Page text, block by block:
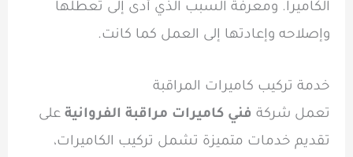
الكاميرا. ومعرفة السبب الذي أدى إلى تعطلها
وإصلاحه وإعادتها إلى العمل كما كانت.
خدمة تركيب كاميرات المراقبة
تعمل شركة فني كاميرات مراقبة الفروانية على
تقديم خدمات متميزة تشمل تركيب الكاميرات،